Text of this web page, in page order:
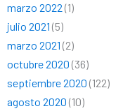
marzo 2022 (1)
julio 2021 (5)
marzo 2021 (2)
octubre 2020 (36)
septiembre 2020 (122)
agosto 2020 (10)